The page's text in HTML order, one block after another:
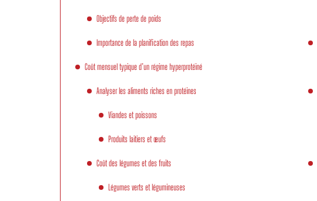
Objectifs de perte de poids
Importance de la planification des repas
Coût mensuel typique d’un régime hyperprotéiné
Analyser les aliments riches en protéines
Viandes et poissons
Produits laitiers et œufs
Coût des légumes et des fruits
Légumes verts et légumineuses